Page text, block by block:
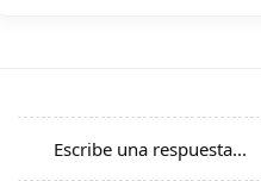
Escribe una respuesta...